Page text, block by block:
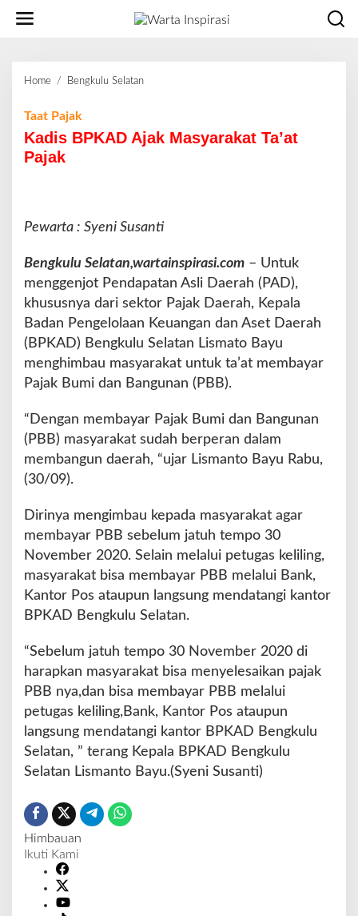
Home / Bengkulu Selatan
i
s
D
k
M
a
r
k
T
a
a
j
a
k
Taat Pajak
Kadis BPKAD Ajak Masyarakat Ta’at
Pajak
Pewarta : Syeni Susanti
Bengkulu Selatan,wartainspirasi.com – Untuk
menggenjot Pendapatan Asli Daerah (PAD),
khususnya dari sektor Pajak Daerah, Kepala
Badan Pengelolaan Keuangan dan Aset Daerah
(BPKAD) Bengkulu Selatan Lismato Bayu
menghimbau masyarakat untuk ta’at membayar
Pajak Bumi dan Bangunan (PBB).
“Dengan membayar Pajak Bumi dan Bangunan
(PBB) masyarakat sudah berperan dalam
membangun daerah, “ujar Lismanto Bayu Rabu,
(30/09).
Dirinya mengimbau kepada masyarakat agar
membayar PBB sebelum jatuh tempo 30
November 2020. Selain melalui petugas keliling,
masyarakat bisa membayar PBB melalui Bank,
Kantor Pos ataupun langsung mendatangi kantor
BPKAD Bengkulu Selatan.
“Sebelum jatuh tempo 30 November 2020 di
harapkan masyarakat bisa menyelesaikan pajak
PBB nya,dan bisa membayar PBB melalui
petugas keliling,Bank, Kantor Pos ataupun
langsung mendatangi kantor BPKAD Bengkulu
Selatan, ” terang Kepala BPKAD Bengkulu
Selatan Lismanto Bayu.(Syeni Susanti)
Himbauan
Ikuti Kami